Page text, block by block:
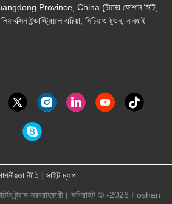
Province, China (চীনের ফোশান সিটি,
ইন্ডাস্ট্রিয়াল এরিয়া, সিচিয়াও টুওন, নানহাই
নীতি| সাইট ম্যাপ
ট্র্যাক সরবরাহকারী। কপিরাইট © -2026 Foshan